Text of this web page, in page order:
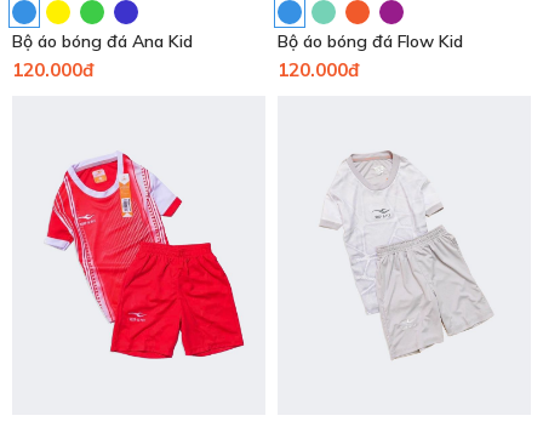
Bộ áo bóng đá Ana Kid
120.000đ
Bộ áo bóng đá Flow Kid
120.000đ